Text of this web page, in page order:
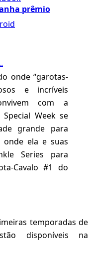
prêmio
onde “garotas-
e incríveis
com a
Week se
grande para
onde ela e suas
Series para
Cavalo #1 do
temporadas de
disponíveis na